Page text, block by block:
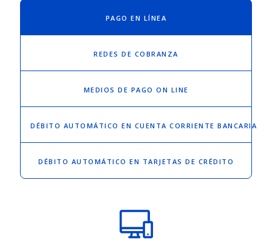
PAGO EN LÍNEA
REDES DE COBRANZA
MEDIOS DE PAGO ON LINE
DÉBITO AUTOMÁTICO EN CUENTA CORRIENTE BANCARIA
DÉBITO AUTOMÁTICO EN TARJETAS DE CRÉDITO